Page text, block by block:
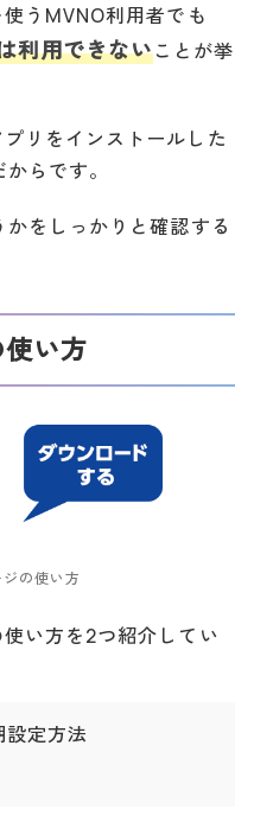
うMVNO利用者でも
利用できないことが挙
リをインストールした
らです。
をしっかりと確認する
い方
の使い方
い方を2つ紹介してい
定方法